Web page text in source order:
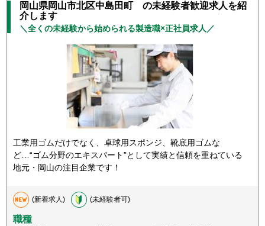
岡山県岡山市北区中島田町 の未経験者歓迎求人を紹
介します
＼全くの未経験から始められる製造職×正社員求人／
工業用ゴムだけでなく、卓球用スポンジ、靴底用ゴムな
ど…“ゴム分野のエキスパート”として実績と信頼を重ねている
地元・岡山の注目企業です！
(新着求人) (未経験者可)
職種